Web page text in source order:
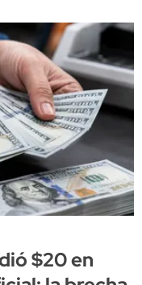
$20 en